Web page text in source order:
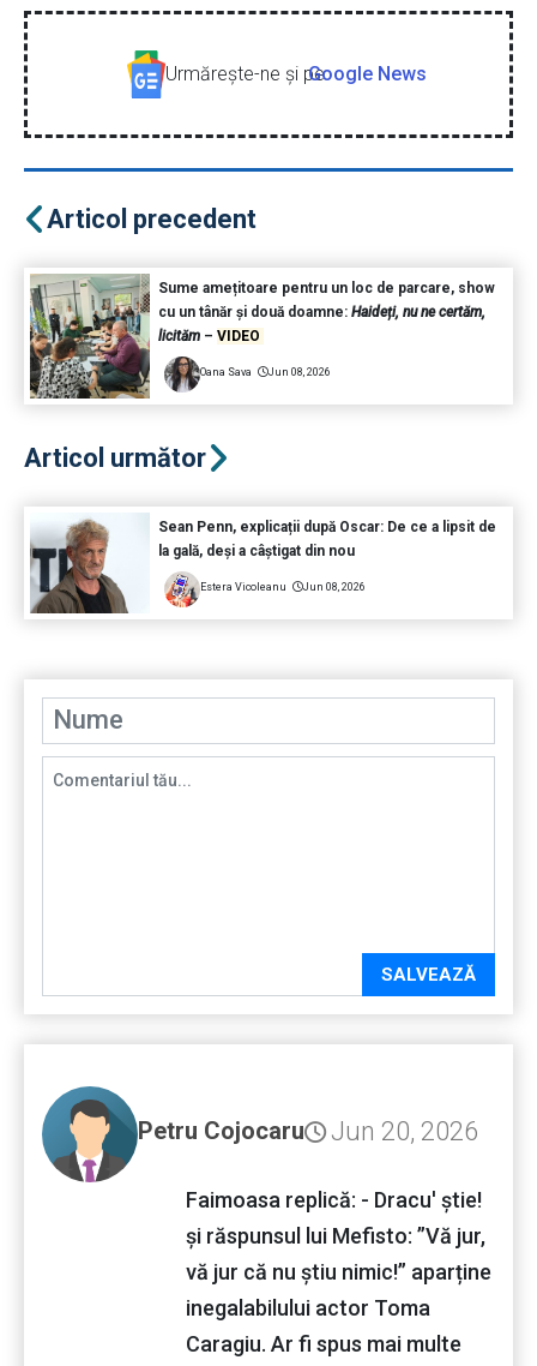
Urmăreşte-ne şi peGoogle News
Articol precedent
Sume amețitoare pentru un loc de parcare, show
cu un tânăr și două doamne: Haideți, nu ne certăm,
licităm– VIDEO
Oana Sava Jun 08, 2026
Articol următor
Sean Penn, explicații după Oscar: De ce a lipsit de
la gală, deși a câștigat din nou
Estera Vicoleanu Jun 08, 2026
SALVEAZĂ
Petru Cojocaru Jun 20, 2026
Faimoasa replică: - Dracu' știe!
și răspunsul lui Mefisto: ”Vă jur,
vă jur că nu știu nimic!” aparține
inegalabilului actor Toma
Caragiu. Ar fi spus mai multe